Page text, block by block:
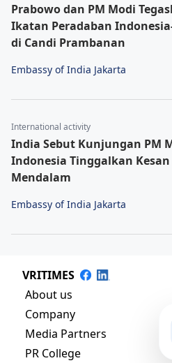
Prabowo dan PM Modi
Ikatan Peradaban
di Candi Prambanan
Embassy of India Jakarta
International activity
India Sebut Kunjungan PM
Indonesia Tinggalkan Kesan
Mendalam
Embassy of India Jakarta
VRITIMES
About us
Company
Media Partners
PR College